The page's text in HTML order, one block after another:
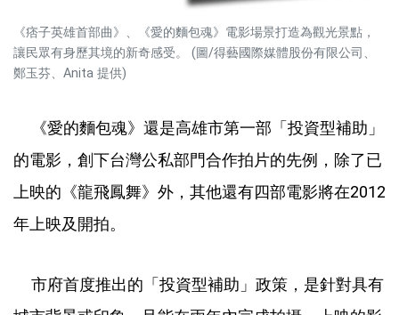
《痞子英雄首部曲》、《愛的麵包魂》電影場景打造為觀光景點，
讓民眾有身歷其境的新奇感受。 (圖/得藝國際媒體股份有限公司、
鄭玉芬、Anita 提供)
《愛的麵包魂》還是高雄市第一部「投資型補助」
的電影，創下台灣公私部門合作拍片的先例，除了已
上映的《龍飛鳳舞》外，其他還有四部電影將在2012
年上映及開拍。
市府首度推出的「投資型補助」政策，是針對具有